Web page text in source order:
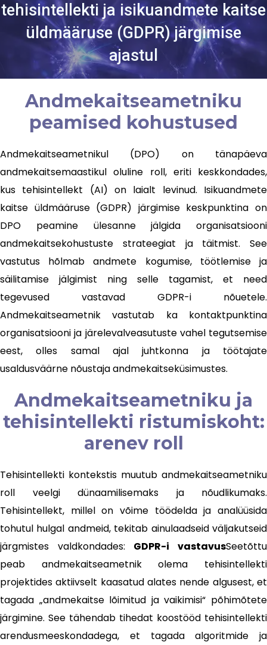
tehisintellekti ja isikuandmete kaitse
üldmääruse (GDPR) järgimise
ajastul
Andmekaitseametniku
peamised kohustused
Andmekaitseametnikul (DPO) on tänapäeva
andmekaitsemaastikul oluline roll, eriti keskkondades,
kus tehisintellekt (AI) on laialt levinud. Isikuandmete
kaitse üldmääruse (GDPR) järgimise keskpunktina on
DPO peamine ülesanne jälgida organisatsiooni
andmekaitsekohustuste strateegiat ja täitmist. See
vastutus hõlmab andmete kogumise, töötlemise ja
säilitamise jälgimist ning selle tagamist, et need
tegevused vastavad GDPR-i nõuetele.
Andmekaitseametnik vastutab ka kontaktpunktina
organisatsiooni ja järelevalveasutuste vahel tegutsemise
eest, olles samal ajal juhtkonna ja töötajate
usaldusväärne nõustaja andmekaitseküsimustes.
Andmekaitseametniku ja
tehisintellekti ristumiskoht:
arenev roll
Tehisintellekti kontekstis muutub andmekaitseametniku
roll veelgi dünaamilisemaks ja nõudlikumaks.
Tehisintellekt, millel on võime töödelda ja analüüsida
tohutul hulgal andmeid, tekitab ainulaadseid väljakutseid
järgmistes valdkondades: GDPR-i vastavusSeetõttu
peab andmekaitseametnik olema tehisintellekti
projektides aktiivselt kaasatud alates nende algusest, et
tagada „andmekaitse lõimitud ja vaikimisi“ põhimõtete
järgimine. See tähendab tihedat koostööd tehisintellekti
arendusmeeskondadega, et tagada algoritmide ja